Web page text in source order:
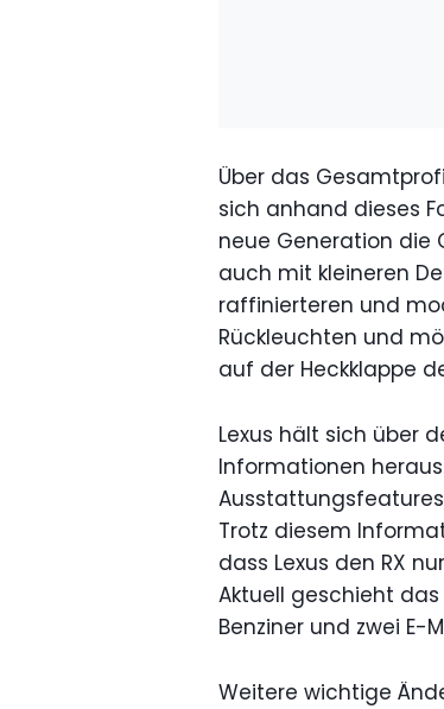
Über das
sich anhand dieses
neue Generation die
auch mit kleineren
raffinierteren und
Rückleuchten und
auf der Heckklappe
Lexus hält sich über
Informationen
Trotz diesem
dass Lexus den RX
Aktuell geschieht
Benziner und zwei E-
Weitere wichtige